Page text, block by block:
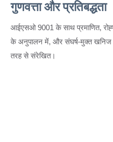
गुणवत्ता और प्रतिबद्धता
आईएसओ 9001 के साथ प्रमाणित,
के अनुपालन में, और संघर्ष-मुक्त खनिज
तरह से संरेखित।